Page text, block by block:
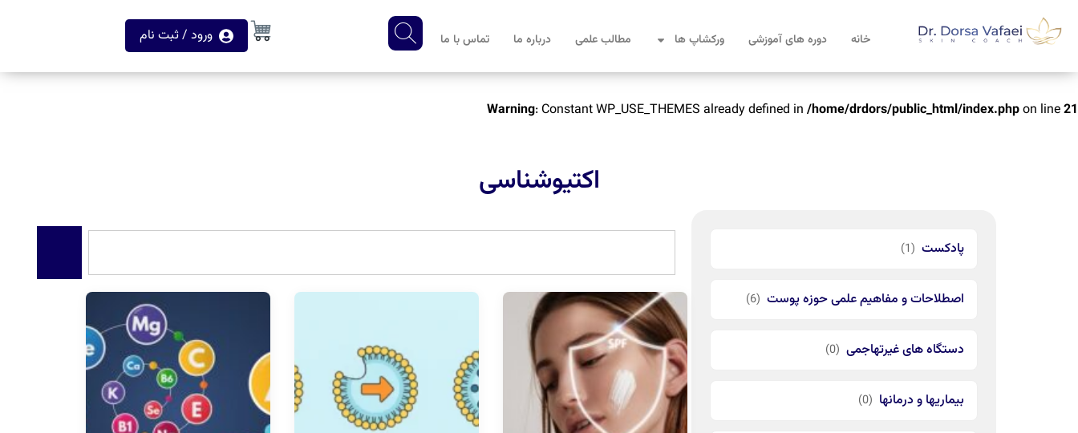
Warning: Constant WP_USE_THEMES already defined in /home/drdors/public_html/index.phpon line21
خانه دوره های آموزشی ورکشاپ ها مطالب علمی درباره ما تماس با ما ورود / ثبت نام
اکتیوشناسی
پادکست (1)
اصطلاحات و مفاهیم علمی حوزه پوست (6)
دستگاه های غیرتهاجمی (0)
بیماریها و درمانها (0)